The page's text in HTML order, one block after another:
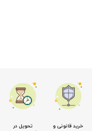
خرید قانونی و
تحویل در